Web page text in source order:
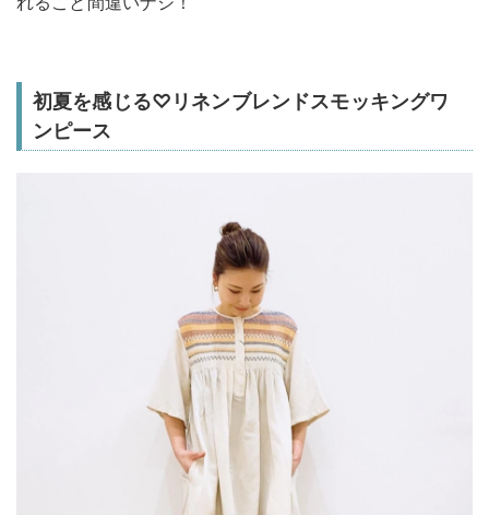
初夏を感じる♡リネンブレンドスモッキングワ
ンピース